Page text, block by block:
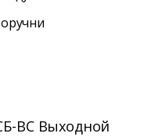
ВС Выходной